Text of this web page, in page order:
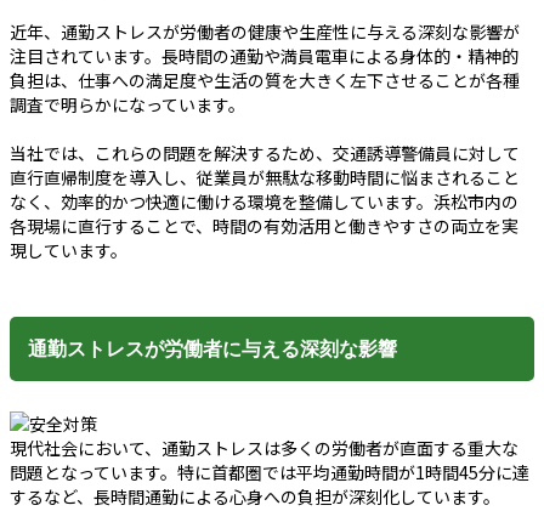
近年、通勤ストレスが労働者の健康や生産性に与える深刻な影響が
注目されています。長時間の通勤や満員電車による身体的・精神的
負担は、仕事への満足度や生活の質を大きく左下させることが各種
調査で明らかになっています。
当社では、これらの問題を解決するため、交通誘導警備員に対して
直行直帰制度を導入し、従業員が無駄な移動時間に悩まされること
なく、効率的かつ快適に働ける環境を整備しています。浜松市内の
各現場に直行することで、時間の有効活用と働きやすさの両立を実
現しています。
通勤ストレスが労働者に与える深刻な影響
現代社会において、通勤ストレスは多くの労働者が直面する重大な
問題となっています。特に首都圏では平均通勤時間が1時間45分に達
するなど、長時間通勤による心身への負担が深刻化しています。